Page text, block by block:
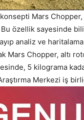
Mars
özellik sayesinde
analiz ve
Mars Chopper, altı
5 kilograma
Merkezi iş